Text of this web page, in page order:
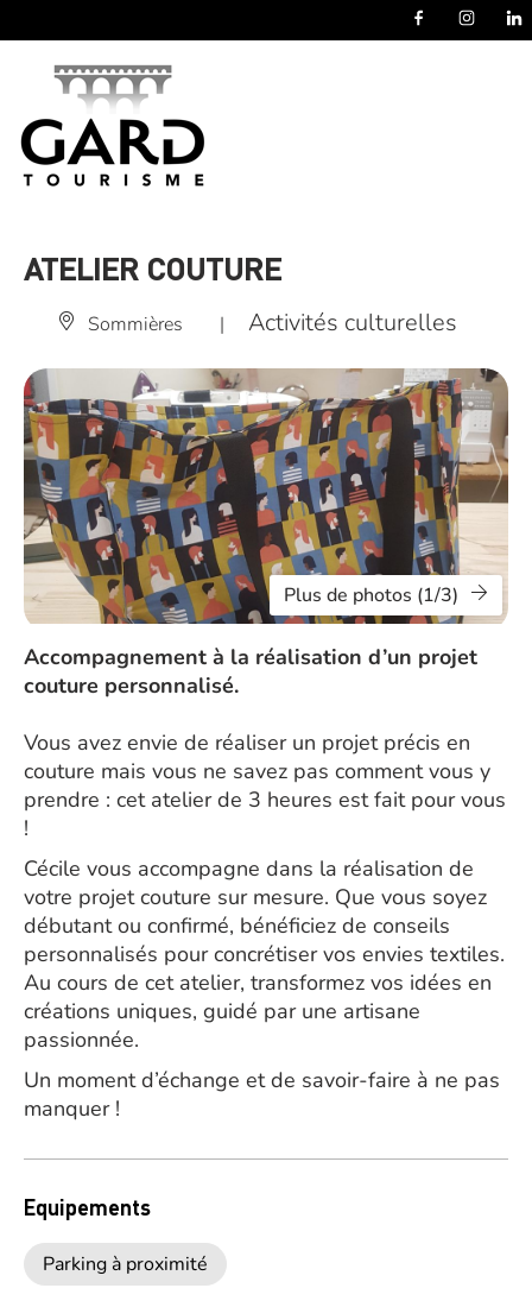
ATELIER COUTURE
Sommières | Activités culturelles
Plus de photos (1/3)
Accompagnement à la réalisation d’un projet
couture personnalisé.
Vous avez envie de réaliser un projet précis en
couture mais vous ne savez pas comment vous y
prendre : cet atelier de 3 heures est fait pour vous
!
Cécile vous accompagne dans la réalisation de
votre projet couture sur mesure. Que vous soyez
débutant ou confirmé, bénéficiez de conseils
personnalisés pour concrétiser vos envies textiles.
Au cours de cet atelier, transformez vos idées en
créations uniques, guidé par une artisane
passionnée.
Un moment d’échange et de savoir-faire à ne pas
manquer !
Equipements
Parking à proximité